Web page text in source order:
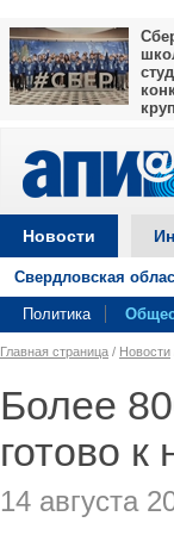
Новости
Свердловская
Политика
Главная страница / Новости
Более
готово к
14 августа